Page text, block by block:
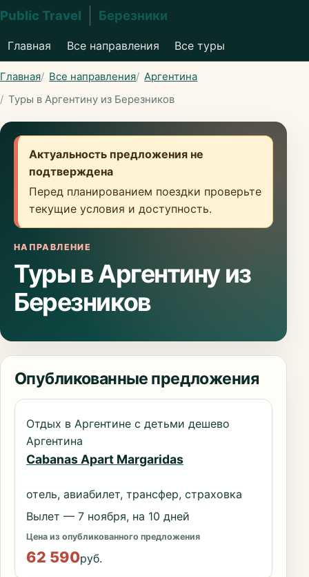
Public Travel Березники
Главная Все направления Все туры
Главная Все направления
Аргентина
Туры в Аргентину из Березников
Актуальность предложения не
подтверждена
Перед планированием поездки проверьте
текущие условия и доступность.
НАПРАВЛЕНИЕ
Туры в Аргентину из
Березников
Опубликованные предложения
Отдых в Аргентине с детьми дешево
Аргентина
Cabanas Apart Margaridas
отель, авиабилет, трансфер, страховка
Вылет — 7 ноября, на 10 дней
Цена из опубликованного предложения
62 590руб.